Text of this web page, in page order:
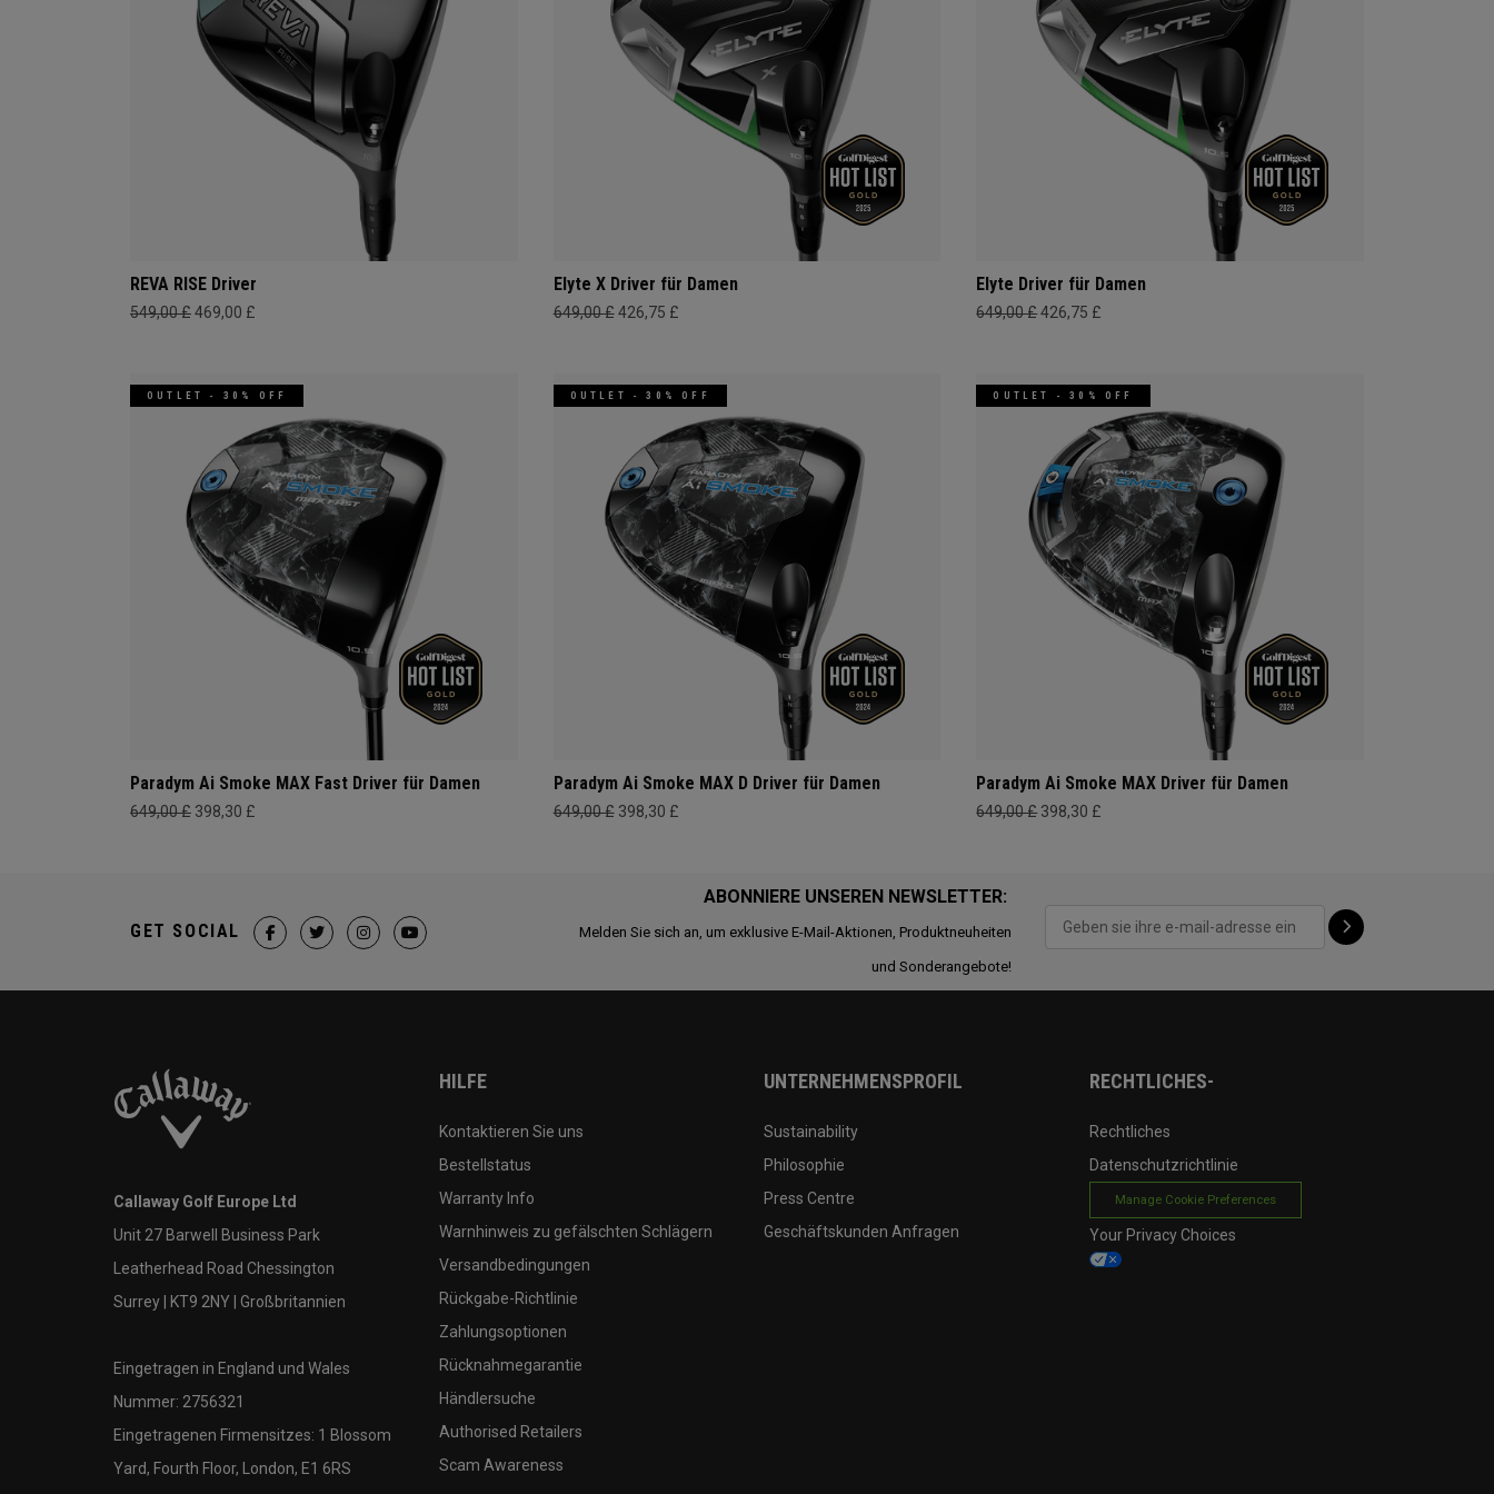
REVA RISE Driver
549,00 £469,00 £
Elyte X Driver für Damen
649,00 £ 426,75 £
Elyte Driver für Damen
649,00 £426,75 £
OUTLET - 30% OFF
Paradym Ai Smoke MAX Fast Driver für Damen
649,00 £ 398,30 £
OUTLET - 30% OFF
Paradym Ai Smoke MAX D Driver für Damen
649,00 £ 398,30 £
OUTLET - 30% OFF
Paradym Ai Smoke MAX Driver für Damen
649,00 £ 398,30 £
ABONNIERE UNSEREN NEWSLETTER:
Melden Sie sich an, um exklusive E-Mail-Aktionen, Produktneuheiten
und Sonderangebote!
GET SOCIAL
Callaway Golf Europe Ltd
Unit 27 Barwell Business Park
Leatherhead Road Chessington
Surrey | KT9 2NY | Großbritannien
Eingetragen in England und Wales
Nummer: 2756321
Eingetragenen Firmensitzes: 1 Blossom
Yard, Fourth Floor, London, E1 6RS
HILFE
Kontaktieren Sie uns
Bestellstatus
Warranty Info
Warnhinweis zu gefälschten Schlägern
Versandbedingungen
Rückgabe-Richtlinie
Zahlungsoptionen
Rücknahmegarantie
Händlersuche
Authorised Retailers
Scam Awareness
UNTERNEHMENSPROFIL
Sustainability
Philosophie
Press Centre
Geschäftskunden Anfragen
RECHTLICHES-
Rechtliches
Datenschutzrichtlinie
Manage Cookie Preferences
Your Privacy Choices